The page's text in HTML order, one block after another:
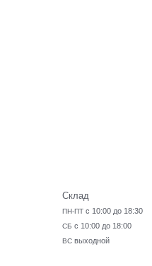
Склад
ПН-ПТ с 10:00 до 18:30
СБ с 10:00 до 18:00
ВС выходной